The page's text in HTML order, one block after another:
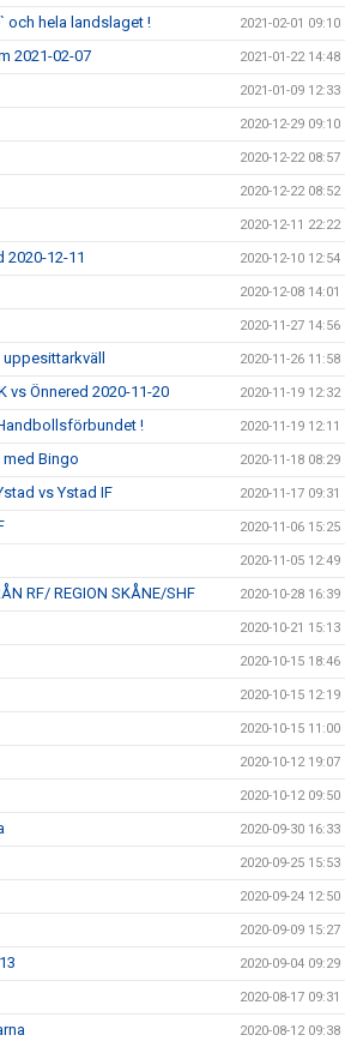
och hela landslaget ! 2021-02-01 09:10
2021-02-07 2021-01-22 14:48
2021-01-09 12:33
2020-12-29 09:10
2020-12-22 08:57
2020-12-22 08:52
2020-12-11 22:22
2020-12-11 2020-12-10 12:54
2020-12-08 14:01
2020-11-27 14:56
2020-11-26 11:58
vs Önnered 2020-11-20 2020-11-19 12:32
! 2020-11-19 12:11
Bingo 2020-11-18 08:29
vs Ystad IF 2020-11-17 09:31
2020-11-06 15:25
2020-11-05 12:49
RF/ REGION SKÅNE/SHF 2020-10-28 16:39
2020-10-21 15:13
2020-10-15 18:46
2020-10-15 12:19
2020-10-15 11:00
2020-10-12 19:07
2020-10-12 09:50
2020-09-30 16:33
2020-09-25 15:53
2020-09-24 12:50
2020-09-09 15:27
2020-09-04 09:29
2020-08-17 09:31
2020-08-12 09:38